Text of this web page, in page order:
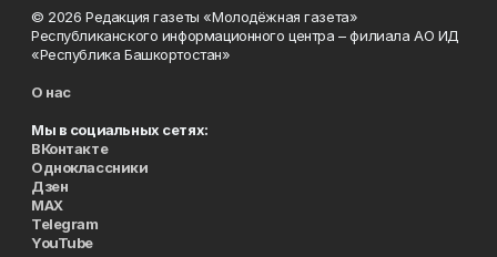
© 2026 Редакция газеты «Молодёжная газета»
Республиканского информационного центра – филиала АО ИД
«Республика Башкортостан»
О нас
Мы в социальных сетях:
ВКонтакте
Одноклассники
Дзен
MAX
Telegram
YouTube